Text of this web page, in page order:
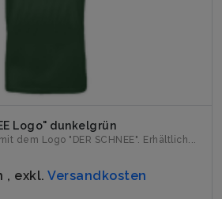
Logo" dunkelgrün
dem Logo "DER SCHNEE". Erhältlich...
, exkl. Versandkosten